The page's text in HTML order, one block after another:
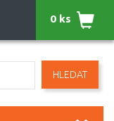
HLEDAT
0 ks